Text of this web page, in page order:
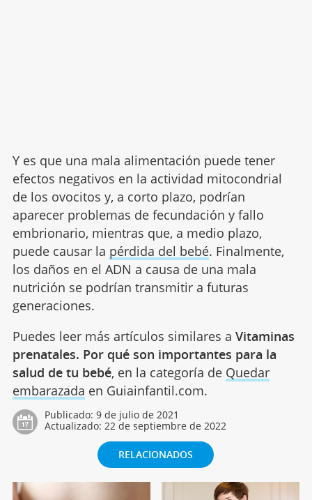
Y es que una mala alimentación puede tener
efectos negativos en la actividad mitocondrial
de los ovocitos y, a corto plazo, podrían
aparecer problemas de fecundación y fallo
embrionario, mientras que, a medio plazo,
puede causar la pérdida del bebé. Finalmente,
los daños en el ADN a causa de una mala
nutrición se podrían transmitir a futuras
generaciones.
Puedes leer más artículos similares a Vitaminas
prenatales. Por qué son importantes para la
salud de tu bebé, en la categoría de Quedar
embarazada en Guiainfantil.com.
Publicado: 9 de julio de 2021
Actualizado: 22 de septiembre de 2022
RELACIONADOS